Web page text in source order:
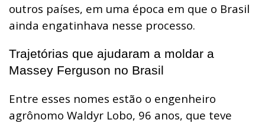
outros países, em uma época em que o Brasil
ainda engatinhava nesse processo.
Trajetórias que ajudaram a moldar a
Massey Ferguson no Brasil
Entre esses nomes estão o engenheiro
agrônomo Waldyr Lobo, 96 anos, que teve